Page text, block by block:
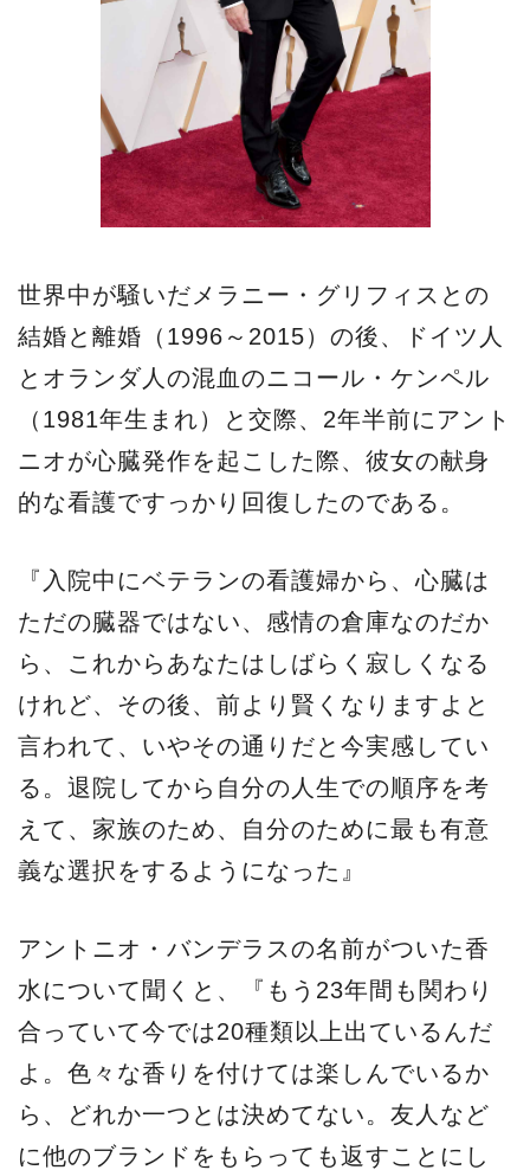
世界中が騒いだメラニー・グリフィスとの
結婚と離婚（1996～2015）の後、ドイツ人
とオランダ人の混血のニコール・ケンペル
（1981年生まれ）と交際、2年半前にアント
ニオが心臓発作を起こした際、彼女の献身
的な看護ですっかり回復したのである。
『入院中にベテランの看護婦から、心臓は
ただの臓器ではない、感情の倉庫なのだか
ら、これからあなたはしばらく寂しくなる
けれど、その後、前より賢くなりますよと
言われて、いやその通りだと今実感してい
る。退院してから自分の人生での順序を考
えて、家族のため、自分のために最も有意
義な選択をするようになった』
アントニオ・バンデラスの名前がついた香
水について聞くと、『もう23年間も関わり
合っていて今では20種類以上出ているんだ
よ。色々な香りを付けては楽しんでいるか
ら、どれか一つとは決めてない。友人など
に他のブランドをもらっても返すことにし